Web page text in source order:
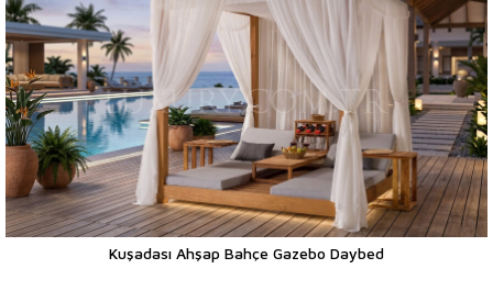
Kuşadası Ahşap Bahçe Gazebo Daybed